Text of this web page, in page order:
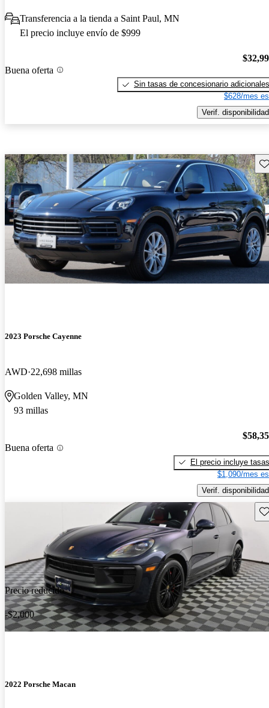
Transferencia a la tienda a Saint Paul, MN
El precio incluye envío de $999
Buena oferta
Sin tasas de concesionario adicionales
$628/mes
Verif. disponibilidad
2023 Porsche Cayenne
AWD 22,698 millas
Golden Valley, MN
93 millas
Buena oferta
El precio incluye tasas
$1,090/mes
Verif. disponibilidad
Precio reducido
-$2,000
2022 Porsche Macan